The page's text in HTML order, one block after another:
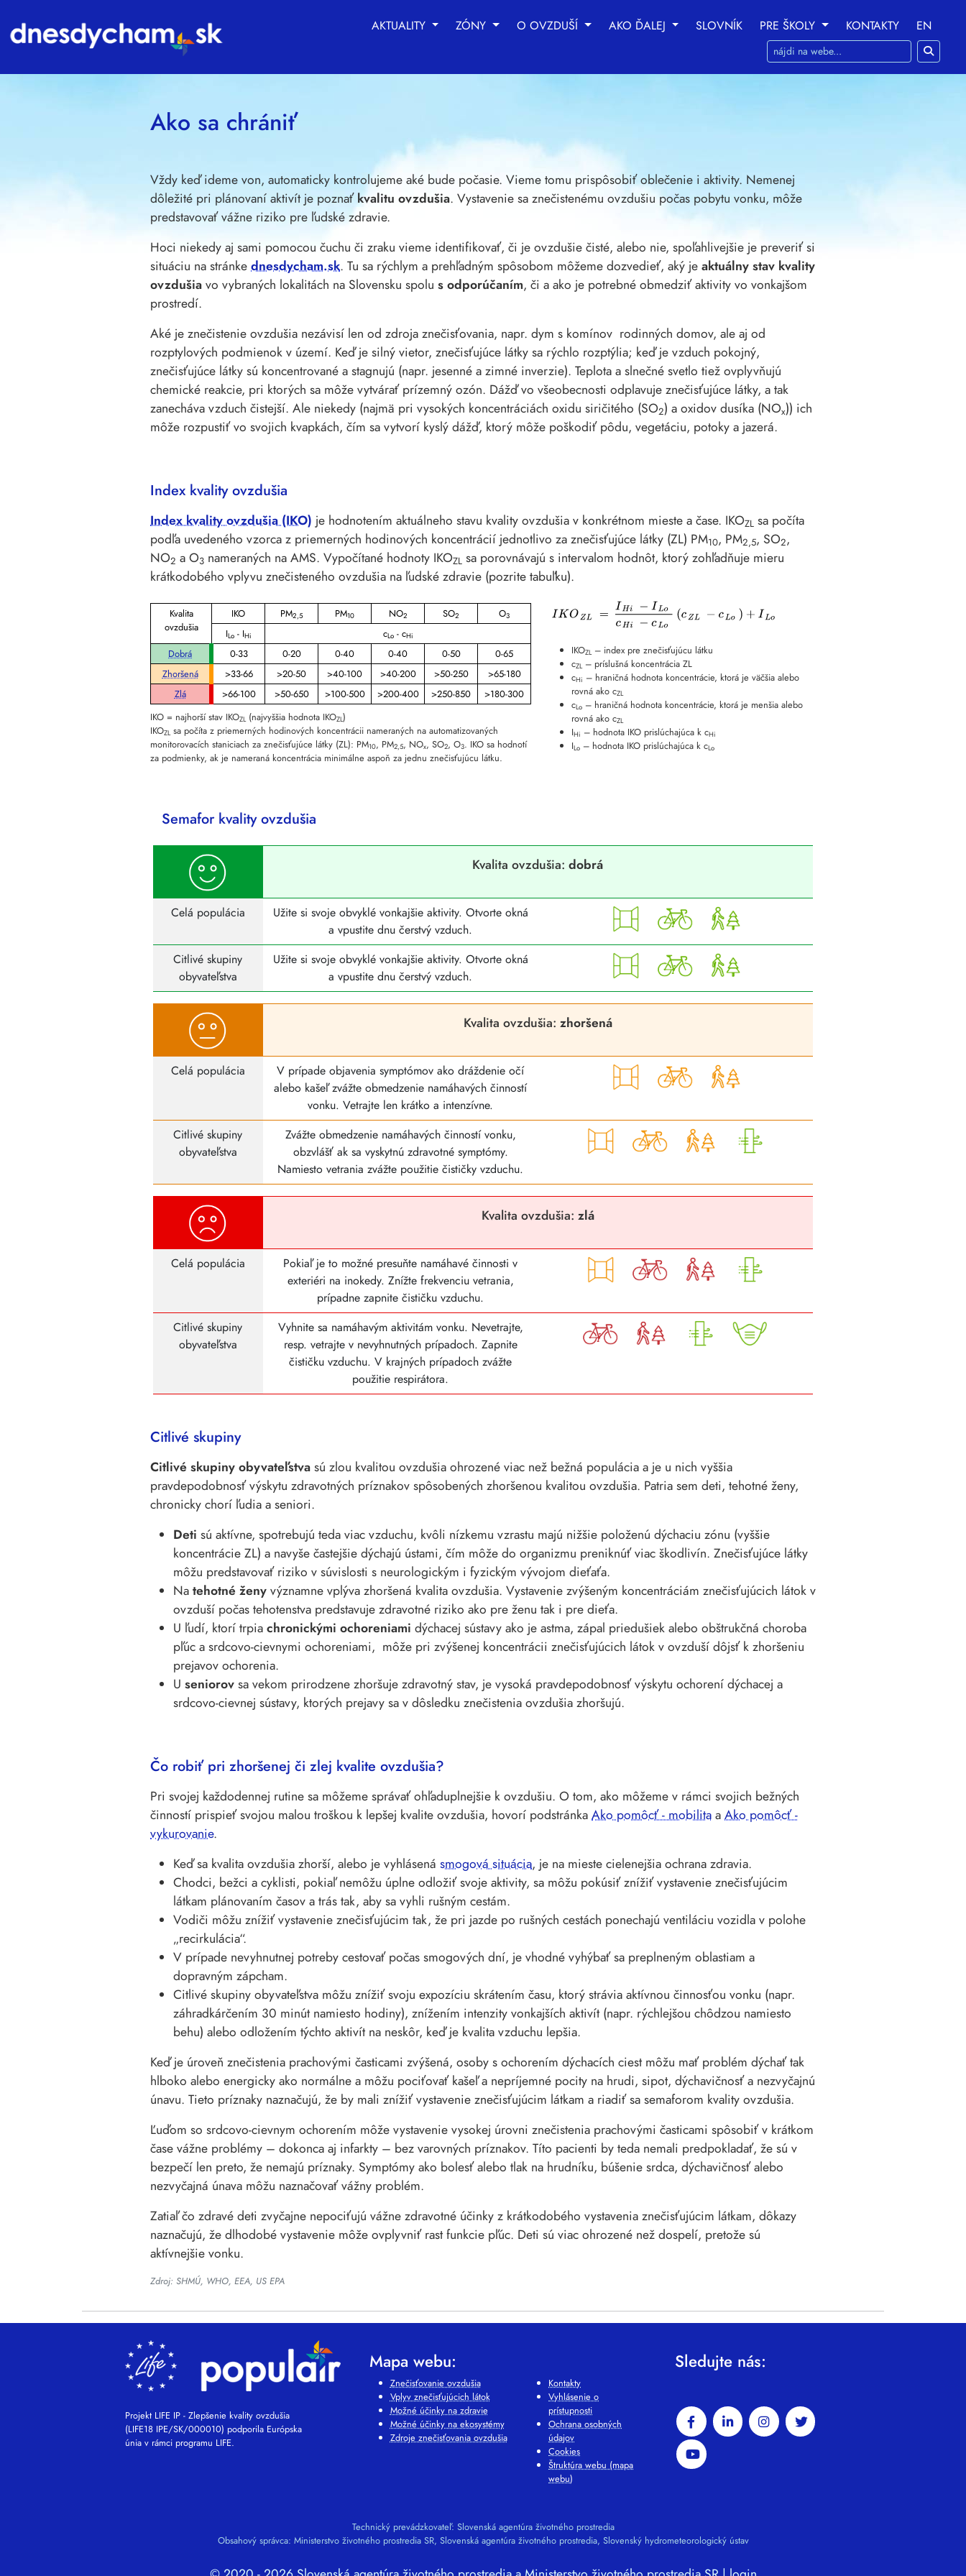
Používame cookies
zobrazovanie reklám ktoré sú pre vás relevantnejšie
AKTUALITY ZÓNY O OVZDUŠÍ AKO ĎALEJ SLOVNÍK PRE ŠKOLY KONTAKTY EN
Ako sa chrániť
Vždy keď ideme von, automaticky kontrolujeme aké bude počasie. Vieme tomu prispôsobiť oblečenie i aktivity. Nemenej
dôležité pri plánovaní aktivít je poznaťkvalitu ovzdušia. Vystavenie sa znečistenému ovzdušiu počas pobytu vonku, môže
predstavovať vážne riziko pre ľudské zdravie.
Hoci niekedy aj sami pomocou čuchu či zraku vieme identifikovať, či je ovzdušie čisté, alebo nie, spoľahlivejšie je preveriť si
situáciu na stránkednesdycham.sk. Tu sa rýchlym a prehľadným spôsobom môžeme dozvedieť, aký jeaktuálny stav kvality
ovzdušiavo vybraných lokalitách na Slovensku spolu s odporúčaním, či a ako je potrebné obmedziť aktivity vo vonkajšom
prostredí.
Aké je znečistenie ovzdušia nezávisí len od zdroja znečisťovania, napr. dym s komínov rodinných domov, ale aj od
rozptylových podmienok v území. Keď je silný vietor, znečisťujúce látky sa rýchlo rozptýlia; keď je vzduch pokojný,
znečisťujúce látky sú koncentrované a stagnujú (napr. jesenné a zimné inverzie). Teplota a slnečné svetlo tiež ovplyvňujú
chemické reakcie, pri ktorých sa môže vytvárať prízemný ozón. Dážď vo všeobecnosti odplavuje znečisťujúce látky, a tak
zanecháva vzduch čistejší. Ale niekedy (najmä pri vysokých koncentráciách oxidu siričitého (SO2) a oxidov dusíka (NOx)) ich
môže rozpustiť vo svojich kvapkách, čím sa vytvorí kyslý dážď, ktorý môže poškodiť pôdu, vegetáciu, potoky a jazerá.
Index kvality ovzdušia
Index kvality ovzdušia (IKO) je hodnotením aktuálneho stavu kvality ovzdušia v konkrétnom mieste a čase. IKOZL sa počíta
podľa uvedeného vzorca z priemerných hodinových koncentrácií jednotlivo za znečisťujúce látky (ZL) PM10, PM2,5, SO2,
NO2 a O3 nameraných na AMS. Vypočítané hodnoty IKOZL sa porovnávajú s intervalom hodnôt, ktorý zohľadňuje mieru
krátkodobého vplyvu znečisteného ovzdušia na ľudské zdravie (pozrite tabuľku).
Kvalita
ovzdušia
IKO PM2,5 PM10 NO2 SO2 O3
ILo- IHi cLo- cHi
Dobrá 0-33 0-20 0-40 0-40 0-50
0-65
Zhoršená
>33-66 >20-50 >40-100 >40-200 >50-250
>65-180
Zlá
>66-100 >50-650 >100-500 >200-400 >250-850
>180-300
IKO = najhorší stav IKOZL (najvyššia hodnota IKOZL)
IKOZL sa počíta z priemerných hodinových koncentrácii nameraných na automatizovaných
monitorovacích staniciach za znečisťujúce látky (ZL): PM10, PM2,5, NOx, SO2, O3. IKO sa hodnotí
za podmienky, ak je nameraná koncentrácia minimálne aspoň za jednu znečisťujúcu látku.
IKOZL – index pre znečisťujúcu látku
cZL – príslušná koncentrácia ZL
cHi – hraničná hodnota koncentrácie, ktorá je väčšia alebo
rovná ako cZL
cLo – hraničná hodnota koncentrácie, ktorá je menšia alebo
rovná ako cZL
IHi – hodnota IKO prislúchajúca k cHi
ILo – hodnota IKO prislúchajúca k cLo
Semafor kvality ovzdušia
Kvalita ovzdušia:dobrá
Celá populácia
Užite si svoje obvyklé vonkajšie aktivity. Otvorte okná
a vpustite dnu čerstvý vzduch.
Citlivé skupiny
obyvateľstva
Užite si svoje obvyklé vonkajšie aktivity. Otvorte okná
a vpustite dnu čerstvý vzduch.
Kvalita ovzdušia: zhoršená
Celá populácia
V prípade objavenia symptómov ako dráždenie očí
alebo kašeľ zvážte obmedzenie namáhavých činností
vonku. Vetrajte len krátko a intenzívne.
Citlivé skupiny
obyvateľstva
Zvážte obmedzenie namáhavých činností vonku,
obzvlášť ak sa vyskytnú zdravotné symptómy.
Namiesto vetrania zvážte použitie čističky vzduchu.
Kvalita ovzdušia: zlá
Celá populácia
Pokiaľ je to možné presuňte namáhavé činnosti v
exteriéri na inokedy. Znížte frekvenciu vetrania,
prípadne zapnite čističku vzduchu.
Citlivé skupiny
obyvateľstva
Vyhnite sa namáhavým aktivitám vonku. Nevetrajte,
resp. vetrajte v nevyhnutných prípadoch. Zapnite
čističku vzduchu. V krajných prípadoch zvážte
použitie respirátora.
Citlivé skupiny
Citlivé skupiny obyvateľstvasú zlou kvalitou ovzdušia ohrozené viac než bežná populácia a je u nich vyššia
pravdepodobnosť výskytu zdravotných príznakov spôsobených zhoršenou kvalitou ovzdušia. Patria sem deti, tehotné ženy,
chronicky chorí ľudia a seniori.
Deti sú aktívne, spotrebujú teda viac vzduchu, kvôli nízkemu vzrastu majú nižšie položenú dýchaciu zónu (vyššie
koncentrácie ZL) a navyše častejšie dýchajú ústami, čím môže do organizmu preniknúť viac škodlivín. Znečisťujúce látky
môžu predstavovať riziko v súvislosti s neurologickým i fyzickým vývojom dieťaťa.
Natehotné ženyvýznamne vplýva zhoršená kvalita ovzdušia. Vystavenie zvýšeným koncentráciám znečisťujúcich látok v
ovzduší počas tehotenstva predstavuje zdravotné riziko ako pre ženu tak i pre dieťa.
U ľudí, ktorí trpiachronickými ochoreniami dýchacej sústavy ako je astma, zápal priedušiek alebo obštrukčná choroba
pľúc a srdcovo-cievnymi ochoreniami, môže pri zvýšenej koncentrácii znečisťujúcich látok v ovzduší dôjsť k zhoršeniu
prejavov ochorenia.
U seniorovsa vekom prirodzene zhoršuje zdravotný stav, je vysoká pravdepodobnosť výskytu ochorení dýchacej a
srdcovo-cievnej sústavy, ktorých prejavy sa v dôsledku znečistenia ovzdušia zhoršujú.
Čo robiť pri zhoršenej či zlej kvalite ovzdušia?
Pri svojej každodennej rutine sa môžeme správať ohľaduplnejšie k ovzdušiu. O tom, ako môžeme v rámci svojich bežných
činností prispieť svojou malou troškou k lepšej kvalite ovzdušia, hovorí podstránkaAko pomôcť - mobilitaaAko pomôcť -
vykurovanie.
Keď sa kvalita ovzdušia zhorší, alebo je vyhlásená smogová situácia, je na mieste cielenejšia ochrana zdravia.
Chodci, bežci a cyklisti, pokiaľ nemôžu úplne odložiť svoje aktivity, sa môžu pokúsiť znížiť vystavenie znečisťujúcim
látkam plánovaním časov a trás tak, aby sa vyhli rušným cestám.
Vodiči môžu znížiť vystavenie znečisťujúcim tak, že pri jazde po rušných cestách ponechajú ventiláciu vozidla v polohe
„recirkulácia“.
V prípade nevyhnutnej potreby cestovať počas smogových dní, je vhodné vyhýbať sa preplneným oblastiam a
dopravným zápcham.
Citlivé skupiny obyvateľstva môžu znížiť svoju expozíciu skrátením času, ktorý strávia aktívnou činnosťou vonku (napr.
záhradkárčením 30 minút namiesto hodiny), znížením intenzity vonkajších aktivít (napr. rýchlejšou chôdzou namiesto
behu) alebo odložením týchto aktivít na neskôr, keď je kvalita vzduchu lepšia.
Keď je úroveň znečistenia prachovými časticami zvýšená, osoby s ochorením dýchacích ciest môžu mať problém dýchať tak
hlboko alebo energicky ako normálne a môžu pociťovať kašeľ a nepríjemné pocity na hrudi, sipot, dýchavičnosť a nezvyčajnú
únavu. Tieto príznaky naznačujú, že by mali znížiť vystavenie znečisťujúcim látkam a riadiť sa semaforom kvality ovzdušia.
Ľuďom so srdcovo-cievnym ochorením môže vystavenie vysokej úrovni znečistenia prachovými časticami spôsobiť v krátkom
čase vážne problémy – dokonca aj infarkty – bez varovných príznakov. Títo pacienti by teda nemali predpokladať, že sú v
bezpečí len preto, že nemajú príznaky. Symptómy ako bolesť alebo tlak na hrudníku, búšenie srdca, dýchavičnosť alebo
nezvyčajná únava môžu naznačovať vážny problém.
Zatiaľ čo zdravé deti zvyčajne nepociťujú vážne zdravotné účinky z krátkodobého vystavenia znečisťujúcim látkam, dôkazy
naznačujú, že dlhodobé vystavenie môže ovplyvniť rast funkcie pľúc. Deti sú viac ohrozené než dospelí, pretože sú
aktívnejšie vonku.
Zdroj: SHMÚ, WHO, EEA, US EPA
Projekt LIFE IP - Zlepšenie kvality ovzdušia
(LIFE18 IPE/SK/000010) podporila Európska
únia v rámci programu LIFE.
Mapa webu:
Znečisťovanie ovzdušia
Vplyv znečisťujúcich látok
Možné účinky na zdravie
Možné účinky na ekosystémy
Zdroje znečisťovania ovzdušia
Kontakty
Vyhlásenie o
prístupnosti
Ochrana osobných
údajov
Cookies
Štruktúra webu (mapa
webu)
Sledujte nás:
Technický prevádzkovateľ: Slovenská agentúra životného prostredia
Obsahový správca: Ministerstvo životného prostredia SR, Slovenská agentúra životného prostredia, Slovenský hydrometeorologický ústav